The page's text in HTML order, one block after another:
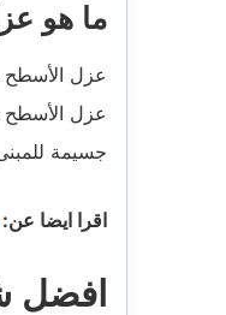
ما هو
عزل الأسطح
عزل الأسطح
جسيمة
اقرا ايضا عن:
افضل